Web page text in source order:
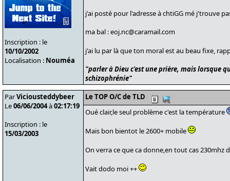
Inscription : le
10/10/2002
Localisation : Nouméa
j'ai posté pour l'adresse à chtiGG mé j'trouve
ma bal : eoj.nc@caramail.com
j'ai lu par là que ton moral est au beau fixe,
"parler à Dieu c'est une prière, mais lorsque
schizophrénie"
ParViciousteddybeer
Le06/06/2004à02:17:19
Inscription : le
15/03/2003
Le TOP O/C de TLD
Oué clair,le seul problème c'est la température
Mais bon bientot le 2600+ mobile
On verra ce que ca donne,en tout cas 230mhz
Vait dodo moi ++